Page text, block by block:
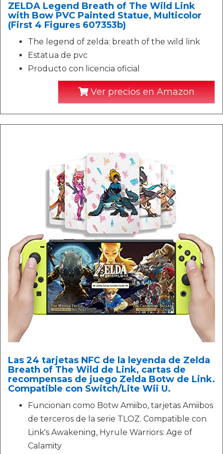
ZELDA Legend Breath of The Wild Link
with Bow PVC Painted Statue, Multicolor
(First 4 Figures 607353b)
The legend of zelda: breath of the wild link
Estatua de pvc
Producto con licencia oficial
Ver precios en Amazon
Las 24 tarjetas NFC de la leyenda de Zelda
Breath of The Wild de Link, cartas de
recompensas de juego Zelda Botw de Link.
Compatible con Switch/Lite Wii U.
Funcionan como Botw Amiibo, tarjetas Amiibos
de terceros de la serie TLOZ. Compatible con
Link's Awakening, Hyrule Warriors: Age of
Calamity